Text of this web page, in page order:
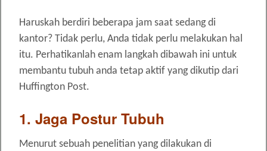
Haruskah berdiri beberapa jam saat sedang di
kantor? Tidak perlu, Anda tidak perlu melakukan hal
itu. Perhatikanlah enam langkah dibawah ini untuk
membantu tubuh anda tetap aktif yang dikutip dari
Huffington Post.
1. Jaga Postur Tubuh
Menurut sebuah penelitian yang dilakukan di